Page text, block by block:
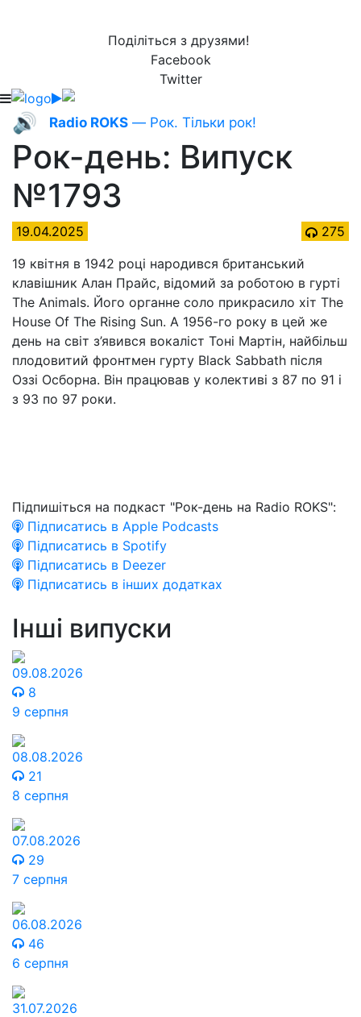
Поділіться з друзями!
Facebook
Twitter
🔊 Radio ROKS — Рок. Тільки рок!
Рок-день: Випуск
№1793
19.04.2025
275
19 квітня в 1942 році народився британський
клавішник Алан Прайс, відомий за роботою в гурті
The Animals. Його органне соло прикрасило хіт The
House Of The Rising Sun. А 1956-го року в цей же
день на світ з’явився вокаліст Тоні Мартін, найбільш
плодовитий фронтмен гурту Black Sabbath після
Оззі Осборна. Він працював у колективі з 87 по 91 і
з 93 по 97 роки.
Підпишіться на подкаст "Рок-день на Radio ROKS":
Підписатись в Apple Podcasts
Підписатись в Spotify
Підписатись в Deezer
Підписатись в інших додатках
Інші випуски
09.08.2026
8
9 серпня
08.08.2026
21
8 серпня
07.08.2026
29
7 серпня
06.08.2026
46
6 серпня
31.07.2026